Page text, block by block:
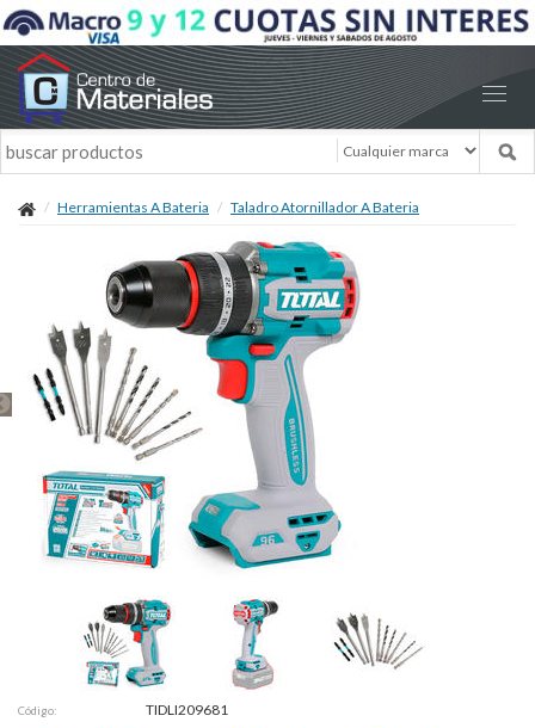
Herramientas A Bateria Taladro Atornillador A Bateria
Código: TIDLI209681